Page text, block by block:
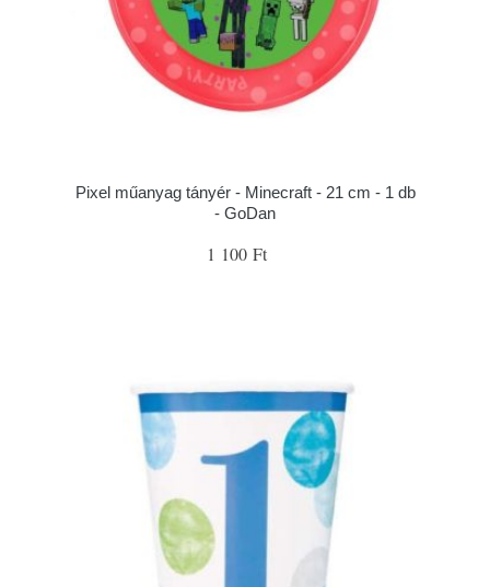
Pixel műanyag tányér - Minecraft - 21 cm - 1 db
- GoDan
1 100 Ft